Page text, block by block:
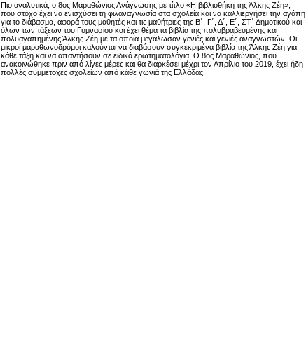
Πιο αναλυτικά, ο 8ος Μαραθώνιος Ανάγνωσης με τίτλο «Η βιβλιοθήκη της Άλκης Ζέη»,
που στόχο έχει να ενισχύσει τη φιλαναγνωσία στα σχολεία και να καλλιεργήσει την αγάπη
για το διάβασμα, αφορά τους μαθητές και τις μαθήτριες της Β΄, Γ΄, Δ΄, Ε΄, ΣΤ΄ Δημοτικού και
όλων των τάξεων του Γυμνασίου και έχει θέμα τα βιβλία της πολυβραβευμένης και
πολυαγαπημένης Άλκης Ζέη με τα οποία μεγάλωσαν γενιές και γενιές αναγνωστών. Οι
μικροί μαραθωνοδρόμοι καλούνται να διαβάσουν συγκεκριμένα βιβλία της Άλκης Ζέη για
κάθε τάξη και να απαντήσουν σε ειδικά ερωτηματολόγια. Ο 8ος Μαραθώνιος, που
ανακοινώθηκε πριν από λίγες μέρες και θα διαρκέσει μέχρι τον Απρίλιο του 2019, έχει ήδη
πολλές συμμετοχές σχολείων από κάθε γωνιά της Ελλάδας.